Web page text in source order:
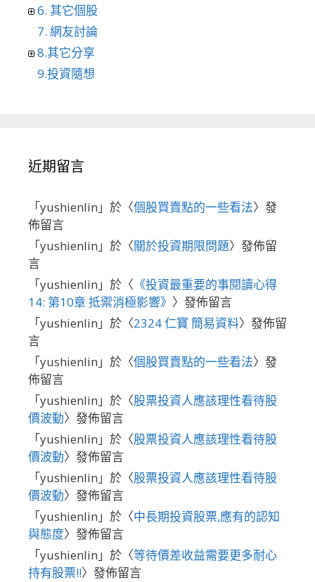
6. 其它個股
7. 網友討論
8.其它分享
9.投資隨想
近期留言
「yushienlin 」於〈個股買賣點的一些看法〉發
佈留言
「yushienlin 」於〈關於投資期限問題〉發佈留
言
「yushienlin 」於〈 《投資最重要的事閱讀心得
14: 第10章 抵禦消極影響》 〉發佈留言
「yushienlin 」於〈2324 仁寶 簡易資料〉發佈留
言
「yushienlin 」於〈個股買賣點的一些看法〉發
佈留言
「yushienlin 」於〈股票投資人應該理性看待股
價波動〉發佈留言
「yushienlin 」於〈股票投資人應該理性看待股
價波動〉發佈留言
「yushienlin 」於〈股票投資人應該理性看待股
價波動〉發佈留言
「yushienlin 」於〈中長期投資股票,應有的認知
與態度〉發佈留言
「yushienlin 」於〈等待價差收益需要更多耐心
持有股票!!〉發佈留言